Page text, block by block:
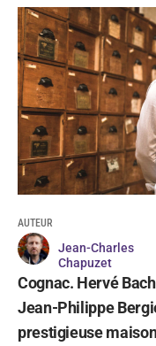
AUTEUR
Jean-Charles
Chapuzet
Cognac. Hervé
Jean-Philippe
prestigieuse